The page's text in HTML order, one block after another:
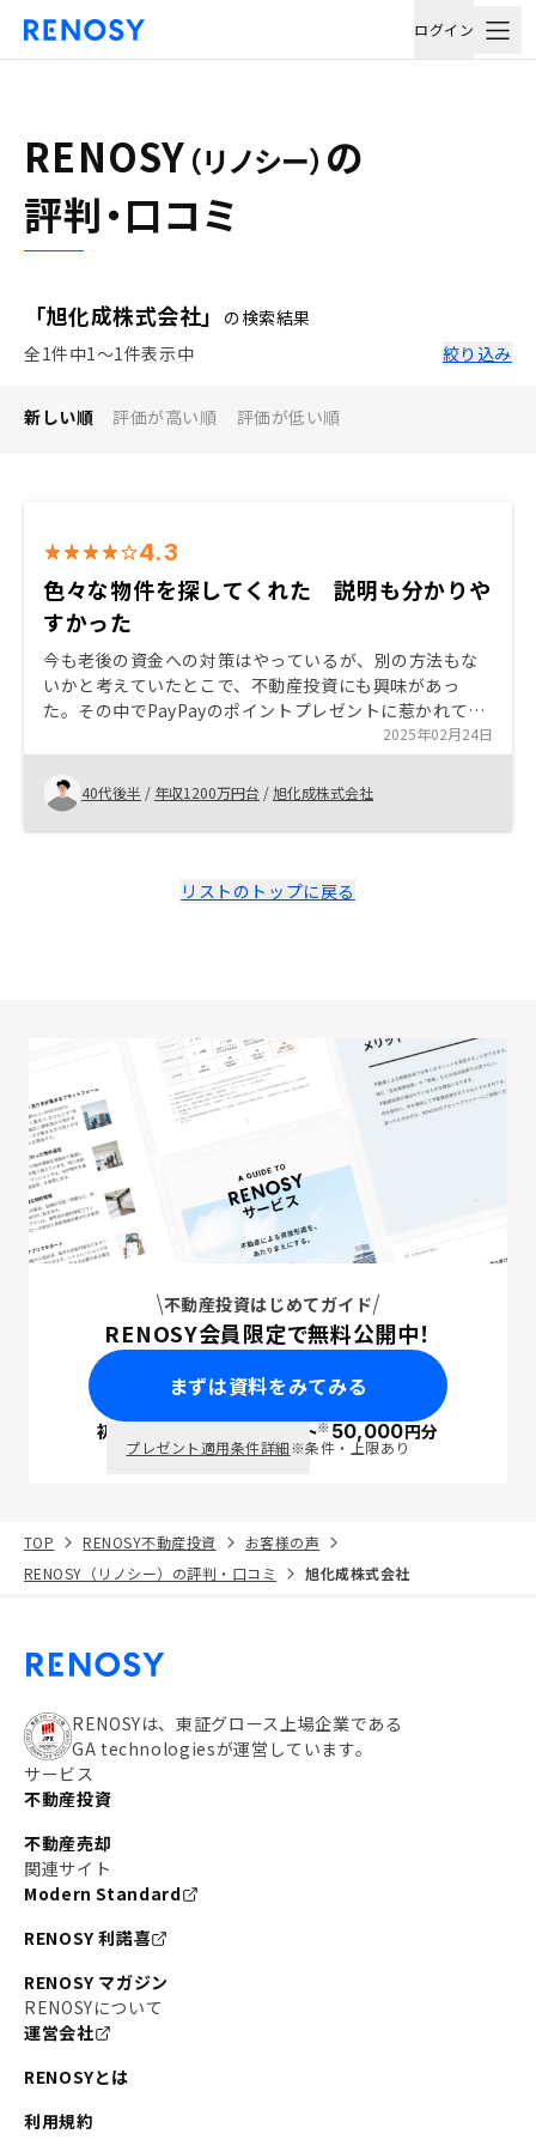
ログイン
RENOSY （リノシー） の
評判・口コミ
「旭化成株式会社」
の検索結果
全1件中1〜1件表示中
絞り込み
新しい順 評価が高い順 評価が低い順
4.3
色々な物件を探してくれた 説明も分かりや
すかった
今も老後の資金への対策はやっているが、別の方法もな
いかと考えていたとこで、不動産投資にも興味があっ
た。その中でPayPayのポイントプレゼントに惹かれてリ
ノシーにコンタクトを取った。 業界No. 1ということもあ
って物件情報が豊富だったし、戦略的なところもアドバ
イスもらえてやってみようと思えた。 少し押しが強いか
なと感じた。不動産投資が初めてで迷いがある中だった
ので、もう少し寄り添ってもらえると良かったかな。
2025年02月24日
40代後半 / 年収1200万円台 /旭化成株式会社
リストのトップに戻る
不動産投資はじめてガイド
RENOSY会員限定で無料公開中！
まずは資料をみてみる
初回面談で ポイント※50,000円分
プレゼント適用条件詳細※条件・上限あり
TOP RENOSY不動産投資
お客様の声
RENOSY（リノシー）の評判・口コミ
旭化成株式会社
RENOSYは、東証グロース上場企業である
GA technologiesが運営しています。
サービス
不動産投資
不動産売却
関連サイト
Modern Standard
RENOSY 利諾喜
RENOSY マガジン
RENOSYについて
運営会社
RENOSYとは
利用規約